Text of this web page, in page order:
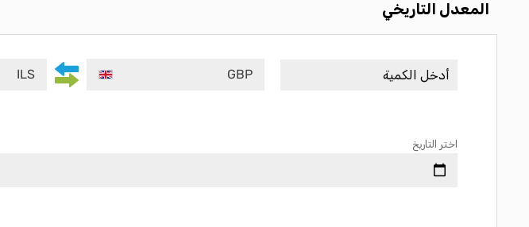
المعدل التاريخي
GBP
ILS
اختر التاريخ